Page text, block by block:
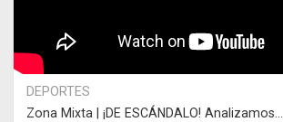
DEPORTES
Zona Mixta | ¡DE ESCÁNDALO! Analizamos...